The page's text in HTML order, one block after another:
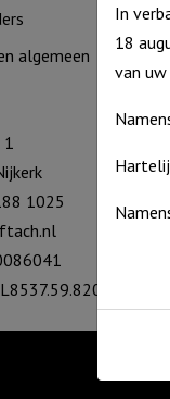
algemeen
1025
In
18
van